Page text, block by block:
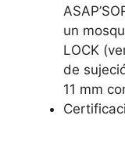
un
LOCK
de
11 mm